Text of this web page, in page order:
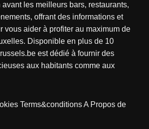
avant les meilleurs bars, restaurants,
offrant des informations et
vous aider à profiter au maximum de
Disponible en plus de 10
est dédié à fournir des
aux habitants comme aux
Terms&conditionsA Propos de